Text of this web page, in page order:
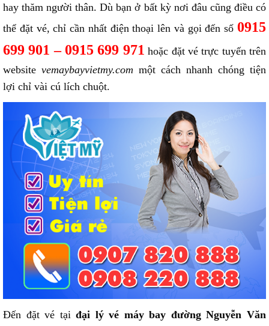
hay thăm người thân. Dù bạn ở bất kỳ nơi đâu cũng điều có
thể đặt vé, chỉ cần nhất điện thoại lên và gọi đến số 0915
699 901 – 0915 699 971 hoặc đặt vé trực tuyến trên
website vemaybayvietmy.com một cách nhanh chóng tiện
lợi chỉ vài cú lích chuột.
Đến đặt vé tạiđại lý vé máy bay đường Nguyễn Văn